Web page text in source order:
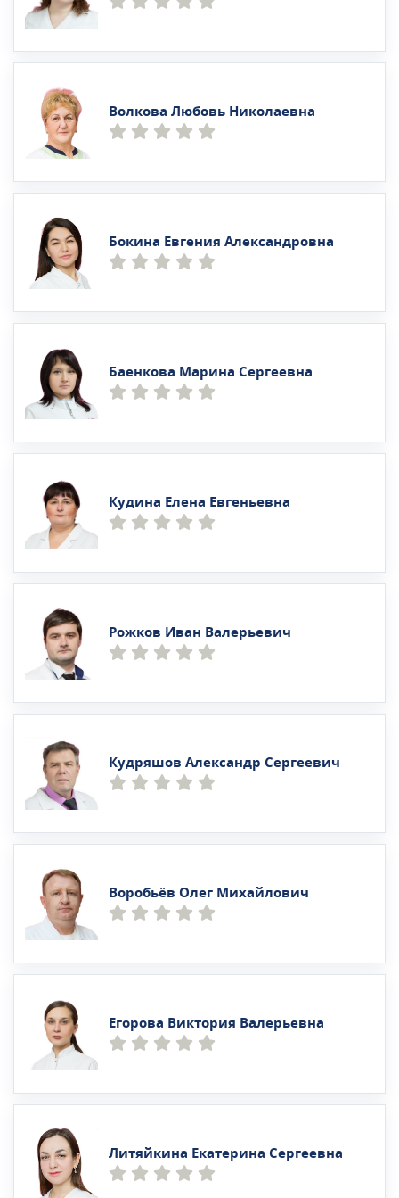
Волкова Любовь Николаевна
Бокина Евгения Александровна
Баенкова Марина Сергеевна
Кудина Елена Евгеньевна
Рожков Иван Валерьевич
Кудряшов Александр Сергеевич
Воробьёв Олег Михайлович
Егорова Виктория Валерьевна
Литяйкина Екатерина Сергеевна